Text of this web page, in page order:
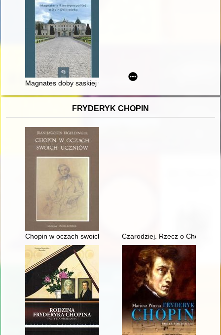
Magnates doby saskiej w świetle gazet pisanych Andrzeja
FRYDERYK CHOPIN
Chopin w oczach swoich uczniówCzarodziej. Rzecz o Chopinie